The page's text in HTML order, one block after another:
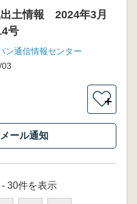
土情報 2024年3月
号
ン通信情報センター
03
＋
ール通知
30件を表示